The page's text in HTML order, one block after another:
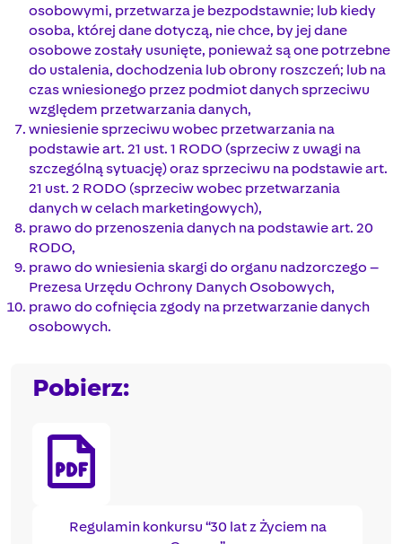
osobowymi, przetwarza je bezpodstawnie; lub kiedy
osoba, której dane dotyczą, nie chce, by jej dane
osobowe zostały usunięte, ponieważ są one potrzebne
do ustalenia, dochodzenia lub obrony roszczeń; lub na
czas wniesionego przez podmiot danych sprzeciwu
względem przetwarzania danych,
wniesienie sprzeciwu wobec przetwarzania na
podstawie art. 21 ust. 1 RODO (sprzeciw z uwagi na
szczególną sytuację) oraz sprzeciwu na podstawie art.
21 ust. 2 RODO (sprzeciw wobec przetwarzania
danych w celach marketingowych),
prawo do przenoszenia danych na podstawie art. 20
RODO,
prawo do wniesienia skargi do organu nadzorczego –
Prezesa Urzędu Ochrony Danych Osobowych,
prawo do cofnięcia zgody na przetwarzanie danych
osobowych.
Pobierz:
Regulamin konkursu “30 lat z Życiem na